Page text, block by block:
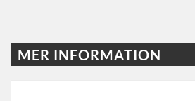
MER INFORMATION